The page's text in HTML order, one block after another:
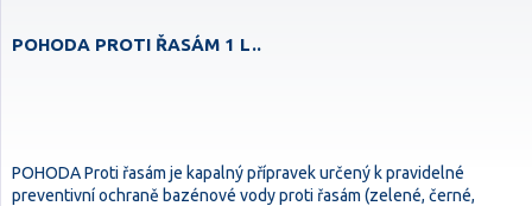
POHODA PROTI ŘASÁM 1 L..
POHODA Proti řasám je kapalný přípravek určený k pravidelné
preventivní ochraně bazénové vody proti řasám (zelené, černé,